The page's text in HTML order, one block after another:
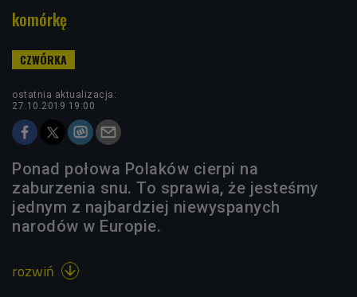
komórkę
ostatnia aktualizacja:
27.10.2019 19:00
Ponad połowa Polaków cierpi na
zaburzenia snu. To sprawia, że jesteśmy
jednym z najbardziej niewyspanych
narodów w Europie.
rozwiń 